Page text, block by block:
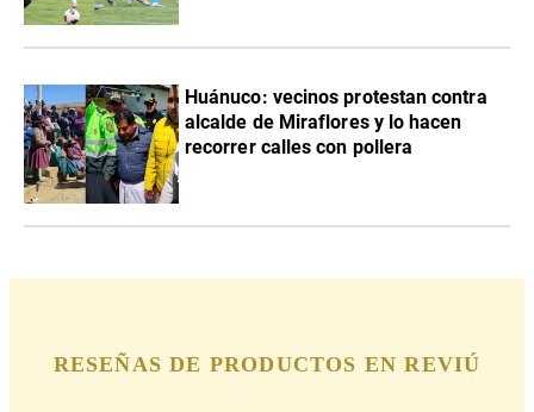
Huánuco: vecinos protestan contra
alcalde de Miraflores y lo hacen
recorrer calles con pollera